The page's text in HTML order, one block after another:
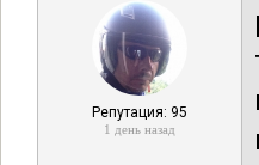
Репутация: 95
1 день назад